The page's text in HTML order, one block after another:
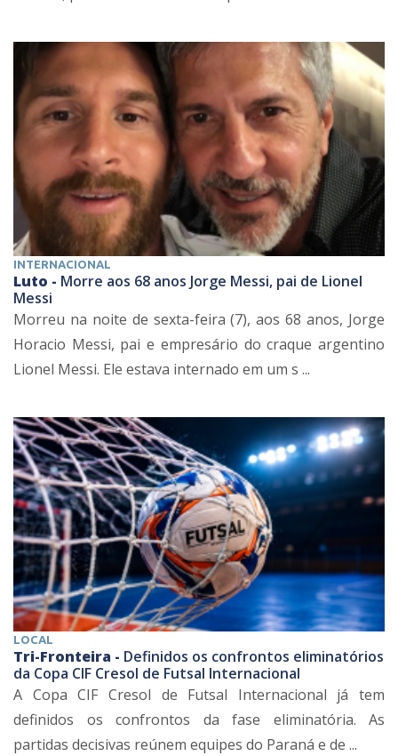
INTERNACIONAL
Luto - Morre aos 68 anos Jorge Messi, pai de Lionel
Messi
Morreu na noite de sexta-feira (7), aos 68 anos, Jorge
Horacio Messi, pai e empresário do craque argentino
Lionel Messi. Ele estava internado em um s ...
LOCAL
Tri-Fronteira - Definidos os confrontos eliminatórios
da Copa CIF Cresol de Futsal Internacional
A Copa CIF Cresol de Futsal Internacional já tem
definidos os confrontos da fase eliminatória. As
partidas decisivas reúnem equipes do Paraná e de ...